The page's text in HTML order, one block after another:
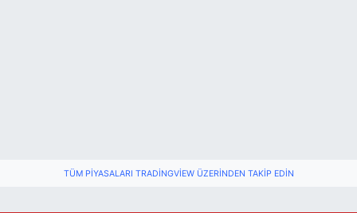
TÜM PIYASALARI TRADINGVIEW ÜZERINDEN TAKIP EDIN